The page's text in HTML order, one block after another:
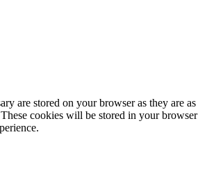
are stored on your browser as they are as
cookies will be stored in your browser